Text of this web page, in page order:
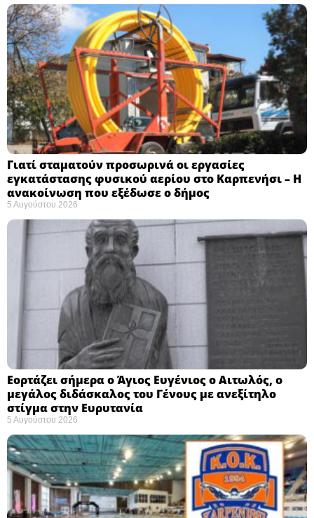
Γιατί σταματούν προσωρινά οι εργασίες
εγκατάστασης φυσικού αερίου στο Καρπενήσι – Η
ανακοίνωση που εξέδωσε ο δήμος
5 Αυγούστου 2026
Εορτάζει σήμερα ο Άγιος Ευγένιος ο Αιτωλός, ο
μεγάλος διδάσκαλος του Γένους με ανεξίτηλο
στίγμα στην Ευρυτανία
5 Αυγούστου 2026